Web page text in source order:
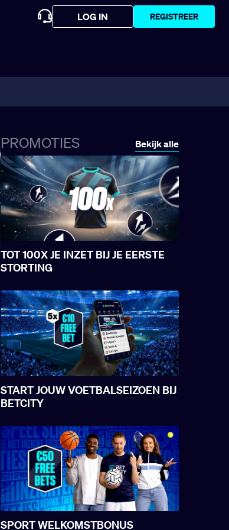
LOG IN REGISTREER
PROMOTIES Bekijk alle
TOT 100X JE INZET BIJ JE EERSTE
STORTING
START JOUW VOETBALSEIZOEN BIJ
BETCITY
SPORT WELKOMSTBONUS